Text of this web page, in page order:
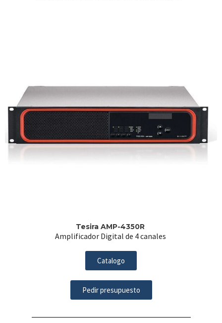
Tesira AMP-4350R
Amplificador Digital de 4 canales
Catalogo
Pedir presupuesto